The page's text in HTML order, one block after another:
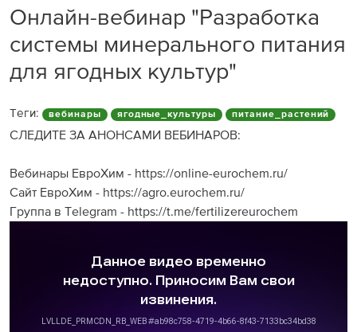
Центр знаний
Онлайн-вебинар "Разработка
системы минерального питания
для ягодных культур"
Теги: вебинары ягодные_культуры питание_растений
СЛЕДИТЕ ЗА АНОНСАМИ ВЕБИНАРОВ:
Вебинары ЕвроХим - https://online-eurochem.ru/
Сайт ЕвроХим - https://agro.eurochem.ru/
Группа в Telegram - https://t.me/fertilizereurochem